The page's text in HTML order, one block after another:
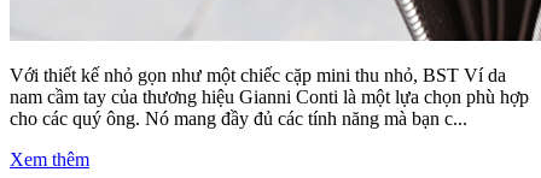
Với thiết kế nhỏ gọn như một chiếc cặp mini thu nhỏ, BST Ví da
nam cầm tay của thương hiệu Gianni Conti là một lựa chọn phù hợp
cho các quý ông. Nó mang đầy đủ các tính năng mà bạn c...
Xem thêm